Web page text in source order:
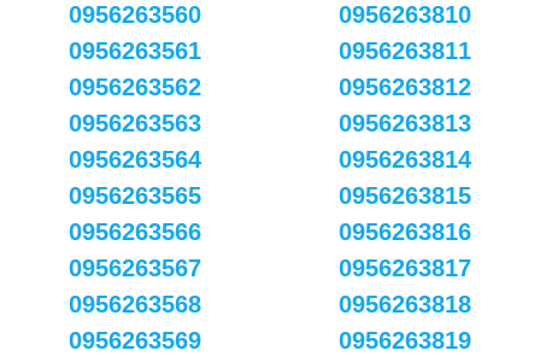
0956263560
0956263561
0956263562
0956263563
0956263564
0956263565
0956263566
0956263567
0956263568
0956263569
0956263810
0956263811
0956263812
0956263813
0956263814
0956263815
0956263816
0956263817
0956263818
0956263819